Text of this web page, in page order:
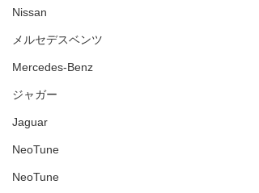
Nissan
メルセデスベンツ
Mercedes-Benz
ジャガー
Jaguar
NeoTune
NeoTune